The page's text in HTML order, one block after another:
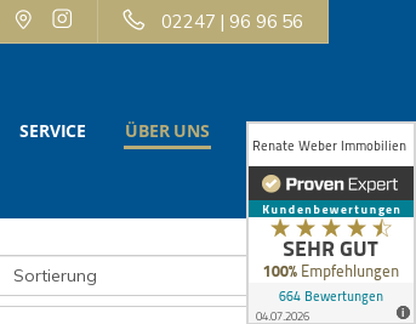
02247 | 96 96 56
SERVICE ÜBER UNS KONTAKT